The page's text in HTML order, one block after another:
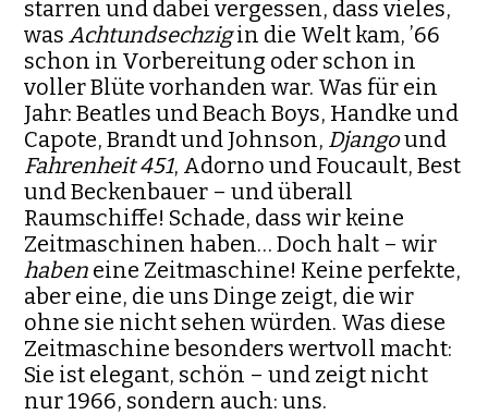
starren und dabei vergessen, dass vieles,
was Achtundsechzigin die Welt kam, ’66
schon in Vorbereitung oder schon in
voller Blüte vorhanden war. Was für ein
Jahr: Beatles und Beach Boys, Handke und
Capote, Brandt und Johnson, Djangound
Fahrenheit 451, Adorno und Foucault, Best
und Beckenbauer – und überall
Raumschiffe! Schade, dass wir keine
Zeitmaschinen haben… Doch halt – wir
haben eine Zeitmaschine! Keine perfekte,
aber eine, die uns Dinge zeigt, die wir
ohne sie nicht sehen würden. Was diese
Zeitmaschine besonders wertvoll macht:
Sie ist elegant, schön – und zeigt nicht
nur 1966, sondern auch: uns.